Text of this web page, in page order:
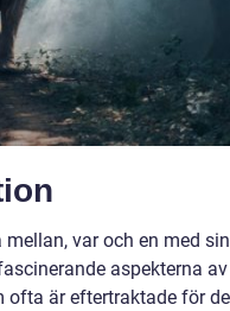
var och en med
aspekterna av
ofta är eftertraktade för